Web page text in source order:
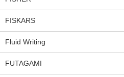
FISKARS
Fluid Writing
FUTAGAMI